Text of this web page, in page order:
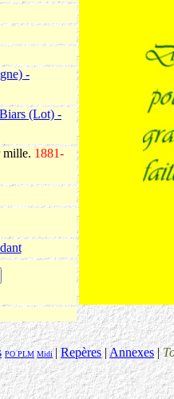
-
(Lot) -
mille. 1881-
POPLM Midi |Repères|Annexes|